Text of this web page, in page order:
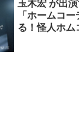
玉木宏 が出
「ホームコ
る！怪人ホム